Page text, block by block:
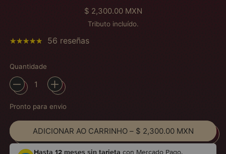
Preço normal
$ 2,300.00 MXN
Tributo incluído.
56 reseñas
Quantidade
Pronto para envio
ADICIONAR AO CARRINHO– $ 2,300.00 MXN
Hasta 12 meses sin tarjeta con Mercado Pago.